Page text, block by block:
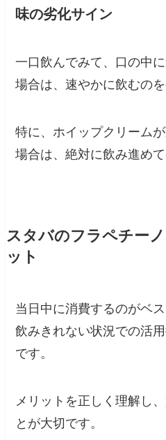
味の劣化サイン
一口飲んでみて、口の中
場合は、速やかに飲むのを
特に、ホイップクリーム
場合は、絶対に飲み進めて
スタバのフラペチー
ット
当日中に消費するのがベ
飲みきれない状況での活
です。
メリットを正しく理解し
とが大切です。